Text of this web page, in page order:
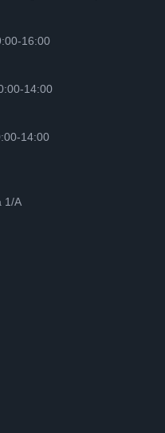
16:00
14:00
14:00
1/A